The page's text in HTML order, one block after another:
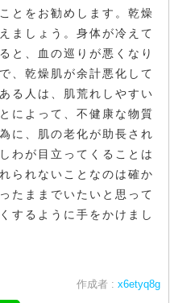
とをお勧めします。乾燥
ましょう。身体が冷えて
と、血の巡りが悪くなり
、乾燥肌が余計悪化して
る人は、肌荒れしやすい
によって、不健康な物質
に、肌の老化が助長され
わが目立ってくることは
られないことなのは確か
たままでいたいと思って
するように手をかけまし
作成者 : x6etyq8g